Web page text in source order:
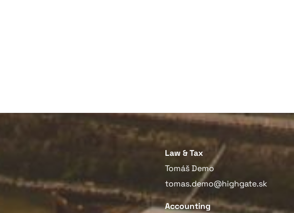
Law & Tax
Tomáš Demo
tomas.demo@highgate.sk
Accounting